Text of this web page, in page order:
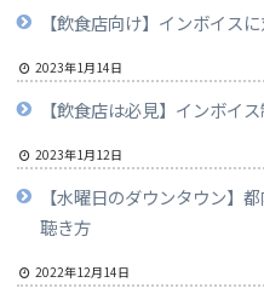
【飲食店向け】インボイス
2023年1月14日
【飲食店は必見】インボイ
2023年1月12日
【水曜日のダウンタウン】
聴き方
2022年12月14日